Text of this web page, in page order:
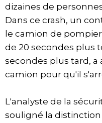
dizaines de
Dans ce crash, un
le camion de
de 20 secondes plus
secondes plus tard,
camion pour qu'il
L'analyste de la
souligné la